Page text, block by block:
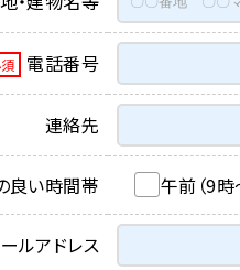
電話番号
連絡先
良い時間帯 午前（9時
ルアドレス